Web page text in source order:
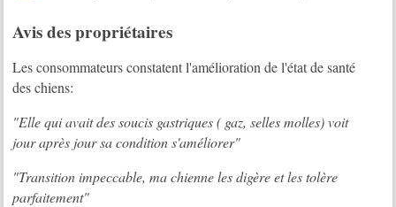
Avis des propriétaires
Les consommateurs constatent l'amélioration de l'état de santé
des chiens:
"Elle qui avait des soucis gastriques ( gaz, selles molles) voit
jour après jour sa condition s'améliorer"
"Transition impeccable, ma chienne les digère et les tolère
parfaitement"